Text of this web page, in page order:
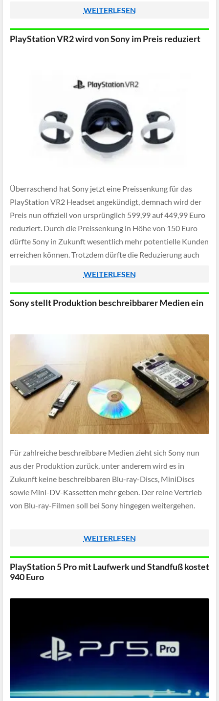
WEITERLESEN
PlayStation VR2 wird von Sony im Preis reduziert
Überraschend hat Sony jetzt eine Preissenkung für das
PlayStation VR2 Headset angekündigt, demnach wird der
Preis nun offiziell von ursprünglich 599,99 auf 449,99 Euro
reduziert. Durch die Preissenkung in Höhe von 150 Euro
dürfte Sony in Zukunft wesentlich mehr potentielle Kunden
erreichen können. Trotzdem dürfte die Reduzierung auch
WEITERLESEN
Sony stellt Produktion beschreibbarer Medien ein
Für zahlreiche beschreibbare Medien zieht sich Sony nun
aus der Produktion zurück, unter anderem wird es in
Zukunft keine beschreibbaren Blu-ray-Discs, MiniDiscs
sowie Mini-DV-Kassetten mehr geben. Der reine Vertrieb
von Blu-ray-Filmen soll bei Sony hingegen weitergehen.
WEITERLESEN
PlayStation 5 Pro mit Laufwerk und Standfuß kostet
940 Euro